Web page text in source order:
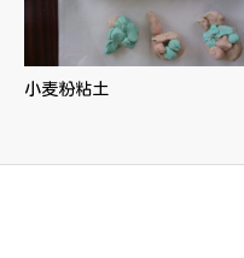
小麦粉粘土